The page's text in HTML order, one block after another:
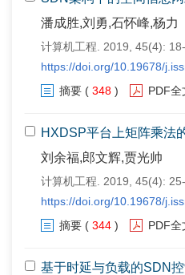
潘成胜,刘勇,石怀峰,杨力
计算机工程. 2019, 45(4):
https://doi.org/10.19678/
摘要 ( 348 ) PDF全
HXDSP平台上矩阵乘法
刘余福,郎文辉,贾光帅
计算机工程. 2019, 45(4): 25-
https://doi.org/10.19678/
摘要 ( 344 ) PDF全
基于时延与负载的SDN